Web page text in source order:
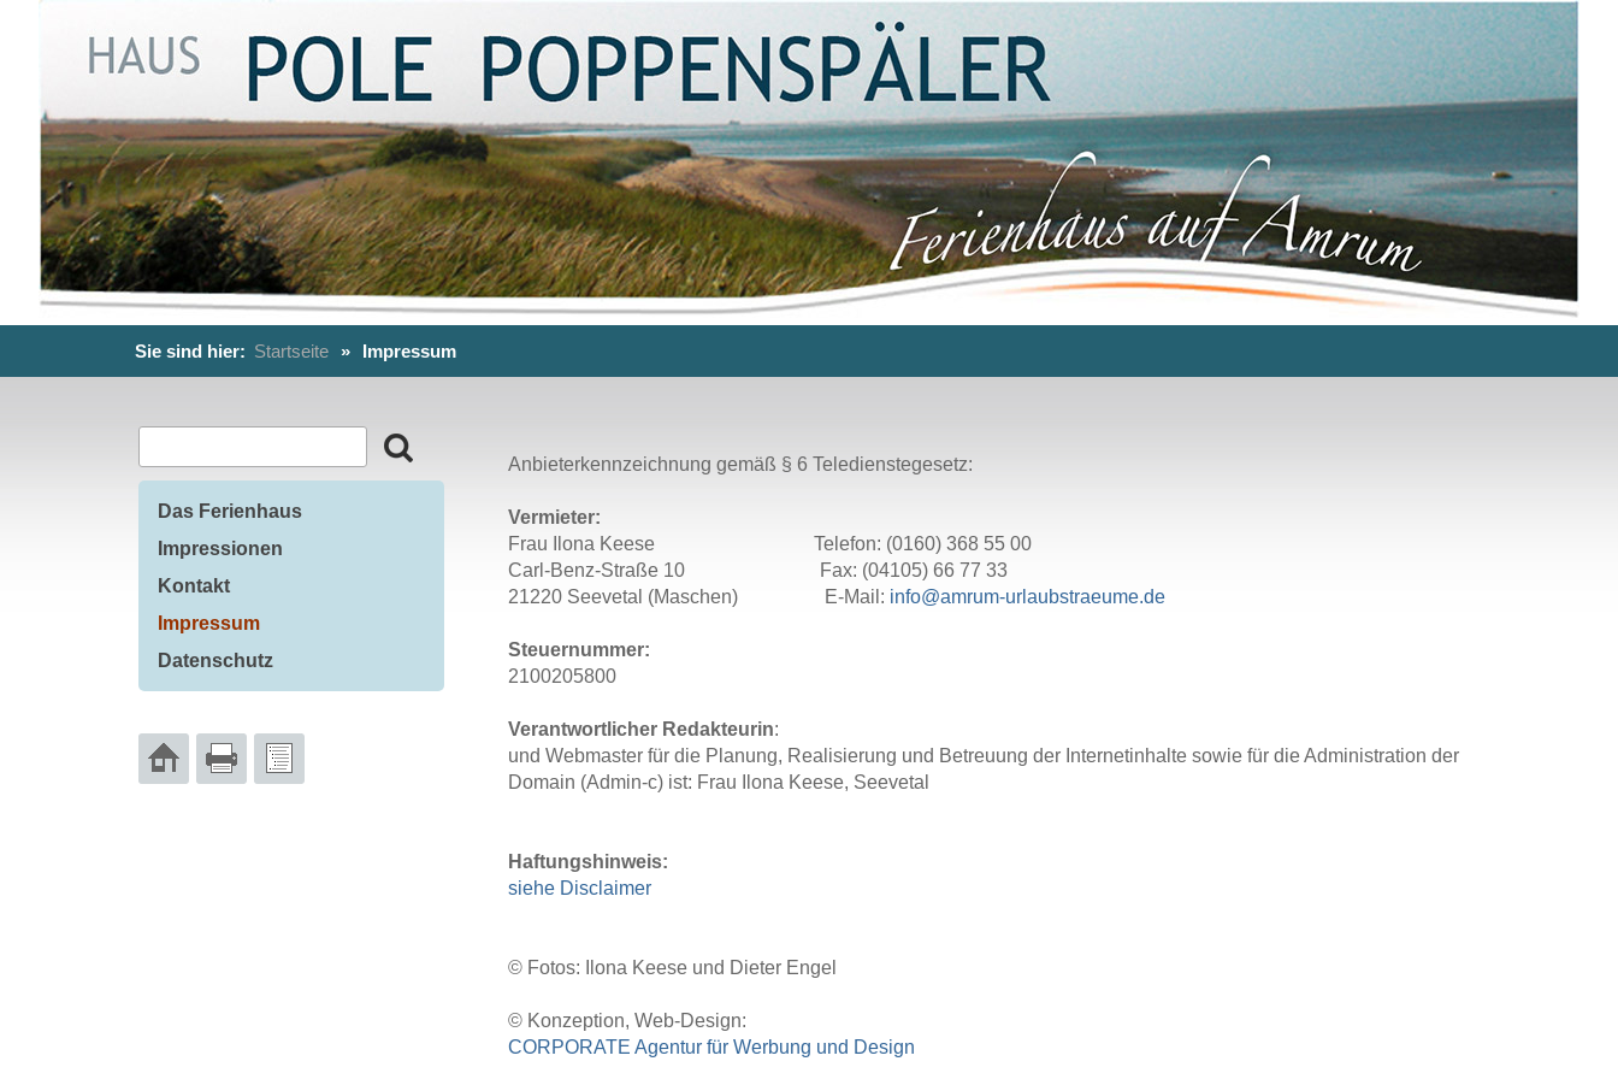
Sie sind hier: Startseite » Impressum
Anbieterkennzeichnung gemäß § 6 Teledienstegesetz:
Vermieter:
Frau Ilona Keese
Telefon: (0160) 368 55 00
Carl-Benz-Straße 10 Fax: (04105) 66 77 33
21220 Seevetal (Maschen) E-Mail: info@amrum-urlaubstraeume.de
Steuernummer:
2100205800
Verantwortlicher Redakteurin:
und Webmaster für die Planung, Realisierung und Betreuung der Internetinhalte sowie für die Administration der
Domain (Admin-c) ist: Frau Ilona Keese, Seevetal
Haftungshinweis:
siehe Disclaimer
© Fotos: Ilona Keese und Dieter Engel
© Konzeption, Web-Design:
CORPORATE Agentur für Werbung und Design
Das Ferienhaus
Impressionen
Kontakt
Impressum
Datenschutz